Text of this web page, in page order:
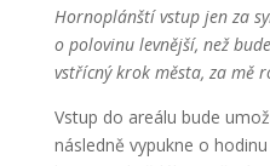
Hornoplánští vstup jen za
o polovinu levnější, než
vstřícný krok města, za mě
Vstup do areálu bude
následně vypukne o